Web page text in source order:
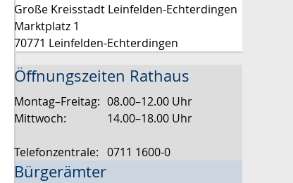
Große Kreisstadt Leinfelden-Echterdingen
Marktplatz 1
70771 Leinfelden-Echterdingen
Öffnungszeiten Rathaus
Montag–Freitag: 08.00–12.00 Uhr
Mittwoch:
14.00–18.00 Uhr
Telefonzentrale: 0711 1600-0
Bürgerämter